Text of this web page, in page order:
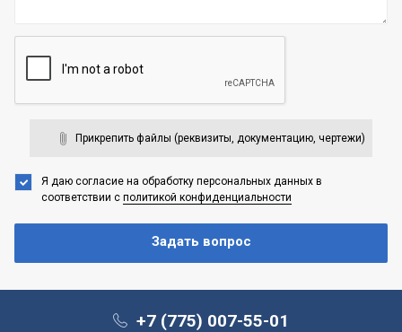
Прикрепить файлы (реквизиты, документацию, чертежи)
Я даю согласие на обработку персональных данных в
соответствии с политикой конфиденциальности
+7 (775) 007-55-01